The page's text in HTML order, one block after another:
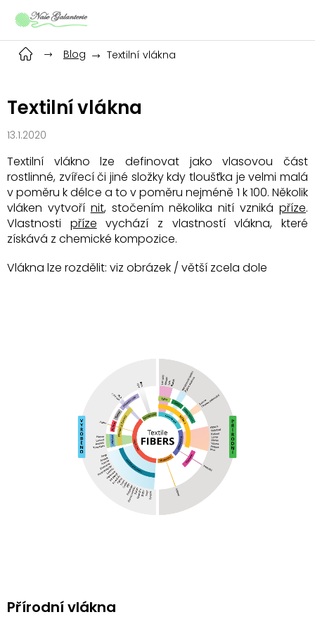
Blog
Textilní vlákna
Textilní vlákna
13.1.2020
Textilní vlákno lze definovat jako vlasovou část
rostlinné, zvířecí či jiné složky kdy tloušťka je velmi malá
v poměru k délce a to v poměru nejméně 1 k 100. Několik
vláken vytvoří nit, stočením několika nití vznikápříze.
Vlastnosti příze vychází z vlastností vlákna, které
získává z chemické kompozice.
Vlákna lze rozdělit: viz obrázek / větší zcela dole
Přírodní vlákna